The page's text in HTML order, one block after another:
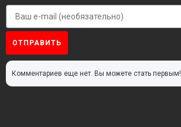
ОТПРАВИТЬ
Комментариев еще нет. Вы можете стать первым!